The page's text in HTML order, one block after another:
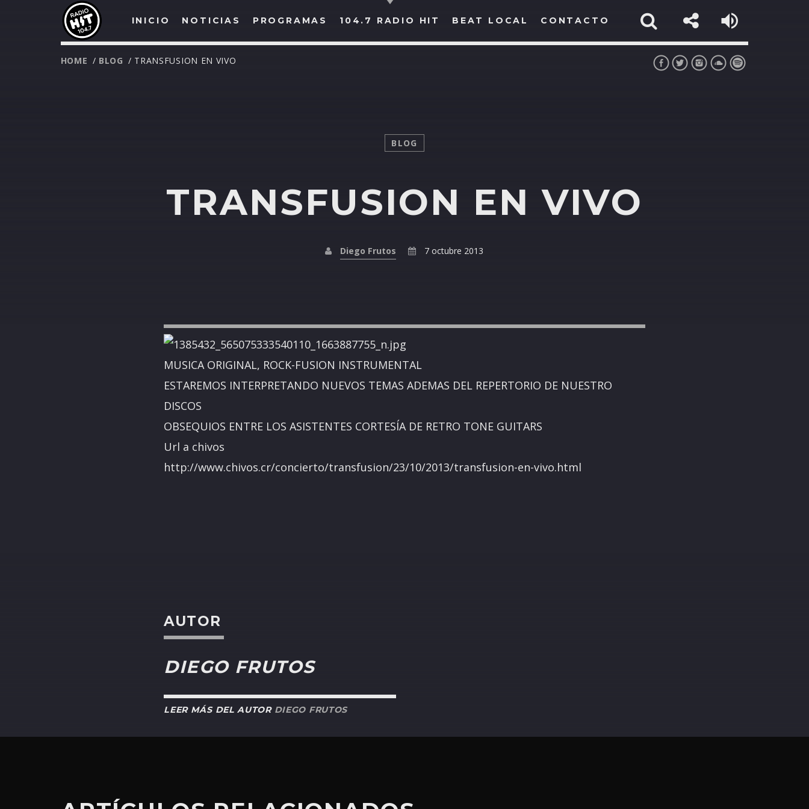
INICIO NOTICIAS PROGRAMAS 104.7 RADIO HIT BEAT LOCAL CONTACTO
BUSCAR EN RADIO HIT
COMPARTE EN...
Twitter Facebook Whatsapp
HOME / BLOG / TRANSFUSION EN VIVO
BLOG
TRANSFUSION EN VIVO
Diego Frutos 7 octubre 2013
MUSICA ORIGINAL, ROCK-FUSION INSTRUMENTAL
ESTAREMOS INTERPRETANDO NUEVOS TEMAS ADEMAS DEL REPERTORIO DE NUESTRO
DISCOS
OBSEQUIOS ENTRE LOS ASISTENTES CORTESÍA DE RETRO TONE GUITARS
Url a chivos
http://www.chivos.cr/concierto/transfusion/23/10/2013/transfusion-en-vivo.html
AUTOR
DIEGO FRUTOS
LEER MÁS DEL AUTOR DIEGO FRUTOS